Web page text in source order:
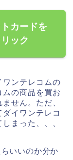
カードを
ック
ワンテレコムの
の商品を買お
せん。ただ、
イワンテレコ
まった、、、
いいのか分か